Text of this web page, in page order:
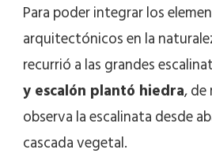
Para poder integrar los
arquitectónicos en la
recurrió a las grandes
y escalón plantó hiedra, de
observa la escalinata desde
cascada vegetal.